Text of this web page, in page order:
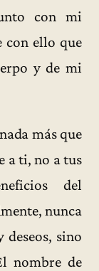
con mi
con ello que
y de mi
más que
a ti, no a tus
del
nunca
deseos, sino
nombre de